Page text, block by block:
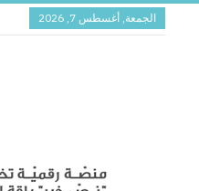
الجمعة, أغسطس 7, 2026